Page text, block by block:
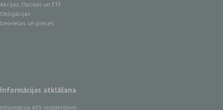
Akcijas, Opcijas un ETF
Obligācijas
Izejvielas un preces
Informācijas atklāšana
Informācija ASV rezidentiem